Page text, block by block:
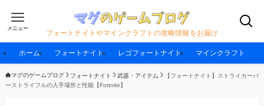
フォートナイトやマインクラフトの攻略情報をお届け
メニュー
ホーム フォートナイト レゴフォートナイト マインクラフト
マグのゲームブログ フォートナイト 武器・アイテム
【フォートナイト】ストライカーバ
ーストライフルの入手場所と性能【Fortnite】